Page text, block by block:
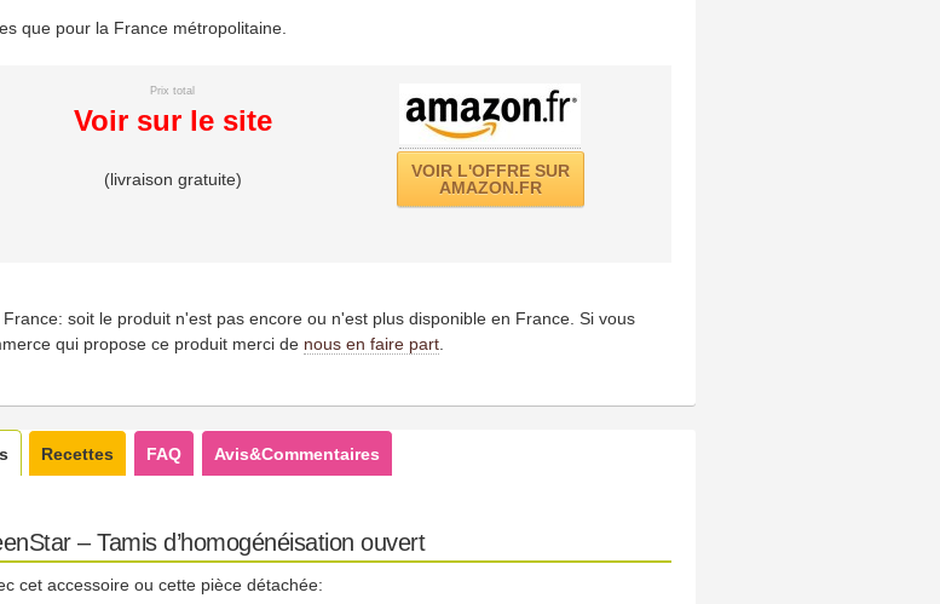
que pour la France métropolitaine.
Prix total
Voir sur le site
(livraison gratuite)
VOIR L'OFFRE SUR
AMAZON.FR
soit le produit n'est pas encore ou n'est plus disponible en France. Si vous
qui propose ce produit merci de nous en faire part
Recettes FAQ Avis&Commentaires
– Tamis d’homogénéisation ouvert
cet accessoire ou cette pièce détachée: